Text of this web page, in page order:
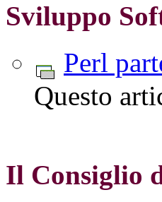
Sviluppo
Perl
Questo
Il Consiglio